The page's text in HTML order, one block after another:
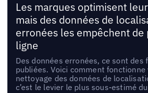
Les marques optimisent
mais des données de
erronées les empêchent de
ligne
Des données erronées, ce sont des
publiées. Voici comment
nettoyage des données de
c’est le levier le plus sous-estimé du